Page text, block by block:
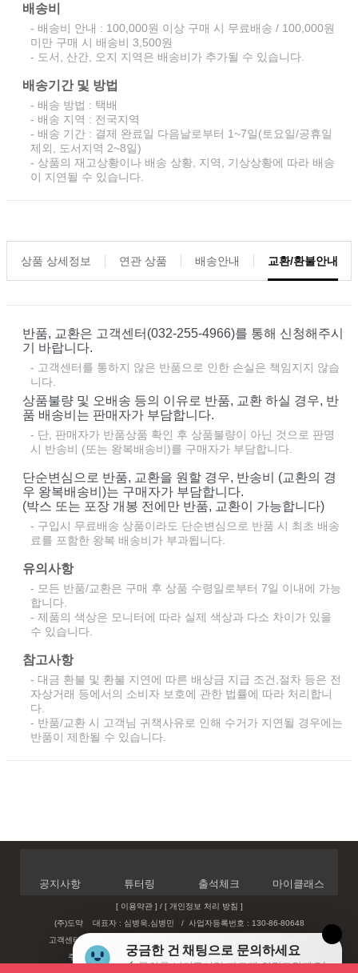
궁금한 건 채팅으로 문의하세요
문의를 남겨주시면 빠르게 연락드릴께요!
배송비
- 배송비 안내 : 100,000원 이상 구매 시 무료배송 / 100,000원
미만 구매 시 배송비 3,500원
- 도서, 산간, 오지 지역은 배송비가 추가될 수 있습니다.
배송기간 및 방법
- 배송 방법 : 택배
- 배송 지역 : 전국지역
- 배송 기간 : 결제 완료일 다음날로부터 1~7일(토요일/공휴일
제외, 도서지역 2~8일)
- 상품의 재고상황이나 배송 상황, 지역, 기상상황에 따라 배송
이 지연될 수 있습니다.
상품 상세정보 연관 상품 배송안내 교환/환불안내
반품, 교환은 고객센터(032-255-4966)를 통해 신청해주시
기 바랍니다.
- 고객센터를 통하지 않은 반품으로 인한 손실은 책임지지 않습
니다.
상품불량 및 오배송 등의 이유로 반품, 교환 하실 경우, 반
품 배송비는 판매자가 부담합니다.
- 단, 판매자가 반품상품 확인 후 상품불량이 아닌 것으로 판명
시 반송비 (또는 왕복배송비)를 구매자가 부담합니다.
단순변심으로 반품, 교환을 원할 경우, 반송비 (교환의 경
우 왕복배송비)는 구매자가 부담합니다.
(박스 또는 포장 개봉 전에만 반품, 교환이 가능합니다)
- 구입시 무료배송 상품이라도 단순변심으로 반품 시 최초 배송
료를 포함한 왕복 배송비가 부과됩니다.
유의사항
- 모든 반품/교환은 구매 후 상품 수령일로부터 7일 이내에 가능
합니다.
- 제품의 색상은 모니터에 따라 실제 색상과 다소 차이가 있을
수 있습니다.
참고사항
- 대금 환불 및 환불 지연에 따른 배상금 지급 조건,절차 등은 전
자상거래 등에서의 소비자 보호에 관한 법률에 따라 처리합니
다.
- 반품/교환 시 고객님 귀책사유로 인해 수거가 지연될 경우에는
반품이 제한될 수 있습니다.
공지사항 튜터링 출석체크 마이클래스
[ 이용약관 ] / [ 개인정보 처리 방침 ]
(주)도약 대표자 : 심병욱,심병민 /
사업자등록번호 : 130-86-80648
고객센터 : 032-255-4966
주소 : 경기도 부천시 상동 534-5 현해프라자 404,405 (주)도약